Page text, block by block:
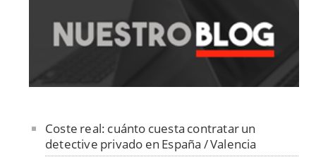
Coste real: cuánto cuesta contratar un
detective privado en España / Valencia